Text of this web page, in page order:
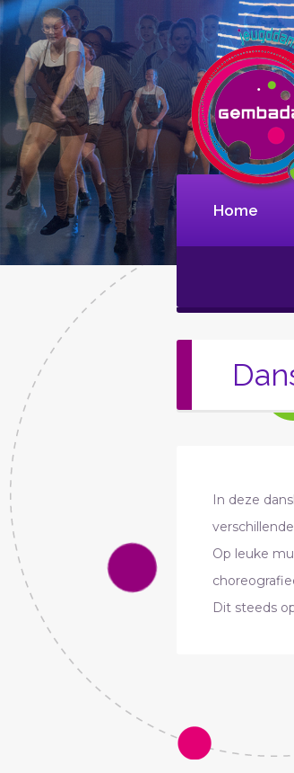
Home
In deze
Op leuke
Dit steeds